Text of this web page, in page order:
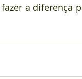
a diferença